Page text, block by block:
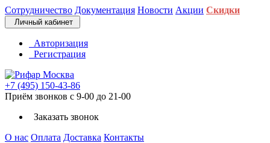
Сотрудничество Документация Новости Акции Скидки
Личный кабинет
Авторизация
Регистрация
+7 (495) 150-43-86
Приём звонков с 9-00 до 21-00
Заказать звонок
О нас Оплата Доставка Контакты